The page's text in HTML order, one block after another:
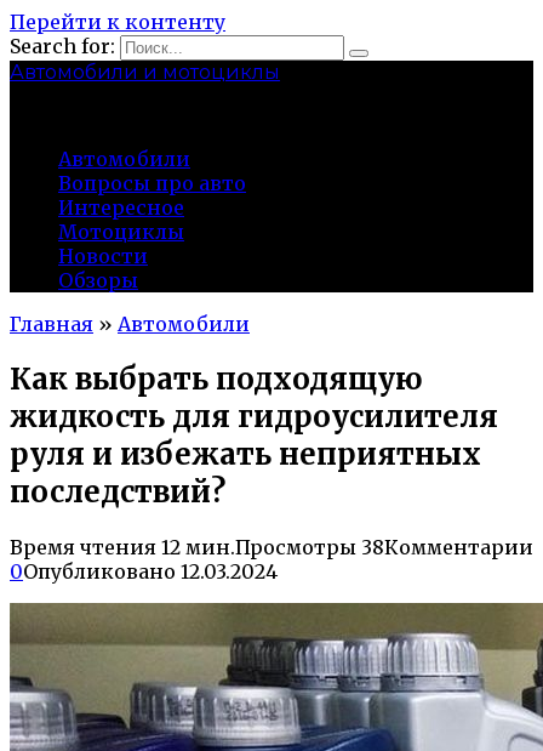
Перейти к контенту
Search for:
Автомобили и мотоциклы
Автомобили
Вопросы про авто
Интересное
Мотоциклы
Новости
Обзоры
Главная » Автомобили
Как выбрать подходящую
жидкость для гидроусилителя
руля и избежать неприятных
последствий?
Время чтения 12 мин.Просмотры 38Комментарии
0Опубликовано 12.03.2024